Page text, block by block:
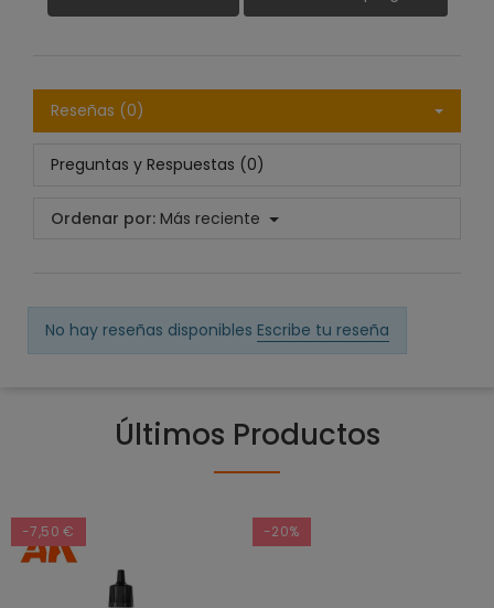
Reseñas (0)
Preguntas y Respuestas (0)
Ordenar por: Más reciente
No hay reseñas disponibles Escribe tu reseña
Últimos Productos
-7,50 € -20%